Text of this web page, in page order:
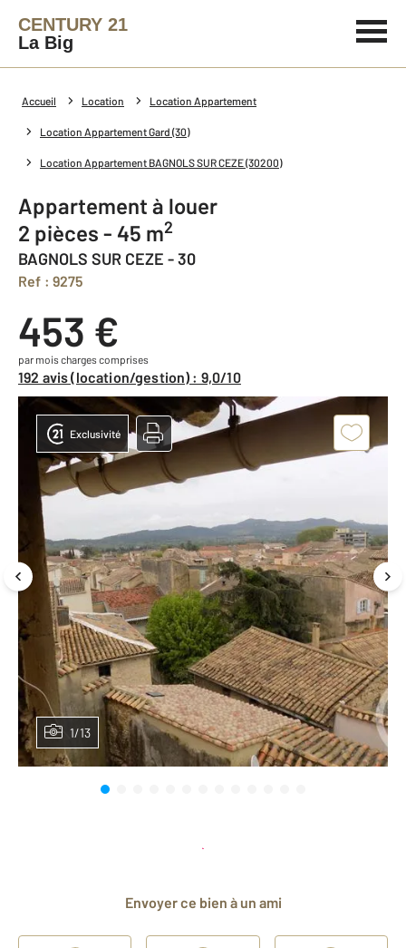
CENTURY 21
La Big
Accueil Location Location Appartement
Location Appartement Gard (30)
Location Appartement BAGNOLS SUR CEZE (30200)
Appartement à louer
2 pièces - 45 m2
BAGNOLS SUR CEZE - 30
Ref : 9275
453 €
par mois charges comprises
192 avis (location/gestion) : 9,0/10
1/13
Exclusivité
Envoyer ce bien à un ami